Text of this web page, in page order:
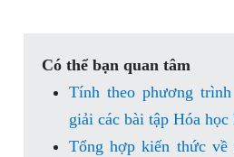
Có thể bạn quan tâm
Tính theo phương
giải các bài tập Hóa học
Tổng hợp kiến thức về